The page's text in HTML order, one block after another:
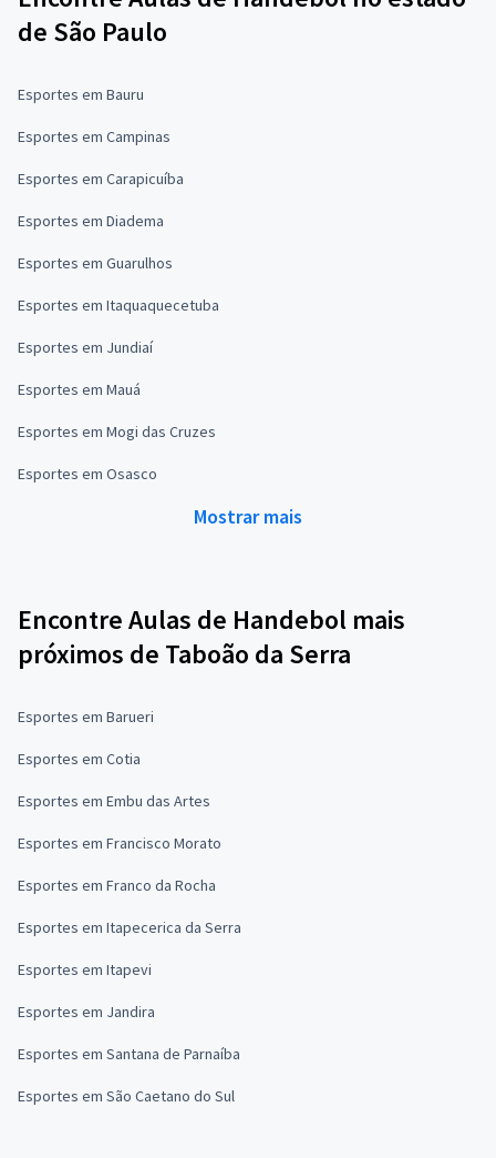
de São Paulo
Esportes em Bauru
Esportes em Campinas
Esportes em Carapicuíba
Esportes em Diadema
Esportes em Guarulhos
Esportes em Itaquaquecetuba
Esportes em Jundiaí
Esportes em Mauá
Esportes em Mogi das Cruzes
Esportes em Osasco
Mostrar mais
Encontre Aulas de Handebol mais
próximos de Taboão da Serra
Esportes em Barueri
Esportes em Cotia
Esportes em Embu das Artes
Esportes em Francisco Morato
Esportes em Franco da Rocha
Esportes em Itapecerica da Serra
Esportes em Itapevi
Esportes em Jandira
Esportes em Santana de Parnaíba
Esportes em São Caetano do Sul